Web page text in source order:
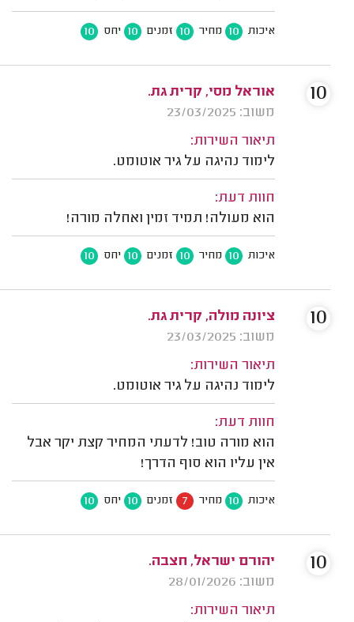
איכות 10 מחיר 10 זמנים 10 יחס 10
אוראל מסי, קרית גת.
משוב: 23/03/2025
תיאור השירות:
לימוד נהיגה על גיר אוטומט.
חוות דעת:
הוא מעולה! תמיד זמין ואחלה מורה!
איכות 10 מחיר 10 זמנים 10 יחס 10
10
ציונה מולה, קרית גת.
משוב: 23/03/2025
תיאור השירות:
לימוד נהיגה על גיר אוטומט.
חוות דעת:
הוא מורה טוב! לדעתי המחיר קצת יקר אבל
אין עליו הוא סוף הדרך!
איכות 10 מחיר 7 זמנים 10 יחס 10
10
יהורם ישראל, חצבה.
משוב: 28/01/2026
תיאור השירות:
10